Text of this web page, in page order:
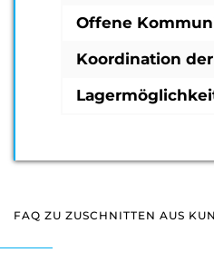
Offene
Koordination
FAQ ZU ZUSCHNITTEN AUS